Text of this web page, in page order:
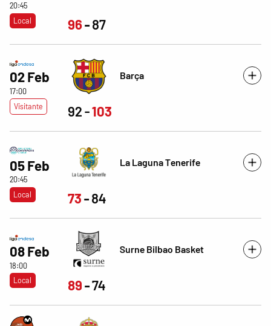
20:45
Local
96 87
02 Feb
17:00
Visitante
Barça
92 103
05 Feb
20:45
Local
La Laguna Tenerife
73 84
08 Feb
18:00
Local
Surne Bilbao Basket
89 74